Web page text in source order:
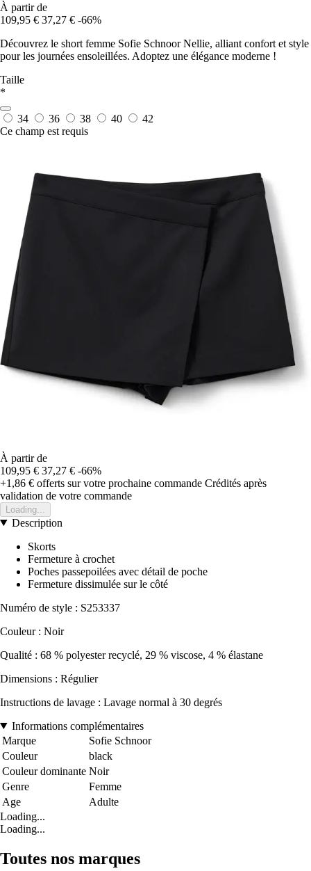
À partir de
109,95 € 37,27 € -66%
Découvrez le short femme Sofie Schnoor Nellie, alliant confort et style
pour les journées ensoleillées. Adoptez une élégance moderne !
Taille
*
34 36 38 40
42
Ce champ est requis
À partir de
109,95 € 37,27 € -66%
+1,86 € offerts sur votre prochaine commande Crédités après
validation de votre commande
Loading...
Description
Skorts
Fermeture à crochet
Poches passepoilées avec détail de poche
Fermeture dissimulée sur le côté
Numéro de style : S253337
Couleur : Noir
Qualité : 68 % polyester recyclé, 29 % viscose, 4 % élastane
Dimensions : Régulier
Instructions de lavage : Lavage normal à 30 degrés
Informations complémentaires
Marque
Sofie Schnoor
Couleur
black
Couleur dominante Noir
Genre
Femme
Age
Adulte
Loading...
Loading...
Toutes nos marques